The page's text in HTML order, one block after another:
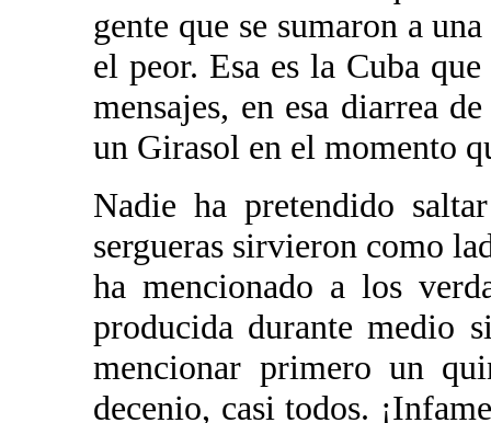
gente que se sumaron a
el peor. Esa es la Cuba
mensajes, en esa diarrea
un Girasol en el momento
Nadie ha pretendido
sergueras sirvieron como
ha mencionado a los
producida durante medio
mencionar primero un
decenio, casi todos.